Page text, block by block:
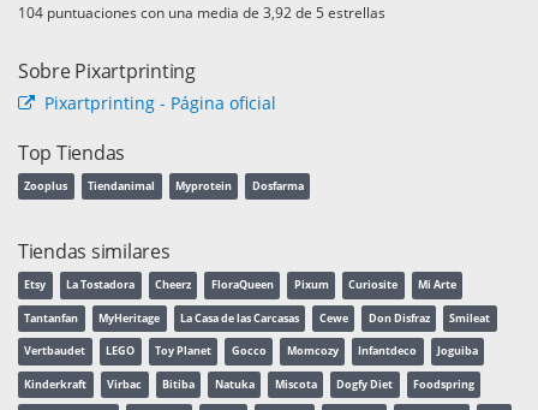
puntuaciones con una media de de 5 estrellas
Sobre Pixartprinting
Pixartprinting - Página oficial
Top Tiendas
Zooplus Tiendanimal Myprotein Dosfarma
Tiendas similares
Etsy La Tostadora Cheerz FloraQueen Pixum Curiosite Mi Arte
Tantanfan MyHeritage La Casa de las Carcasas Cewe Don Disfraz Smileat
Vertbaudet LEGO Toy Planet Gocco Momcozy Infantdeco Joguiba
Kinderkraft Virbac Bitiba Natuka Miscota Dogfy Diet Foodspring